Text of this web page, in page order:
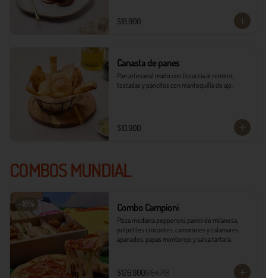
$18.900
Canasta de panes
Pan artesanal mixto con focaccia al romero,
tostadas y pancitos con mantequilla de ajo.
$10.900
COMBOS MUNDIAL
-18% Combo Campioni
Pizza mediana pepperoni, panini de milanesa,
polpettes crocantes, camarones y calamares
apanados, papas monterojo y salsa tártara.
$126.900$154.718